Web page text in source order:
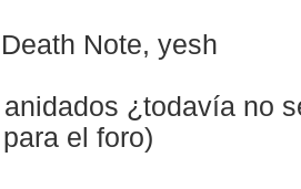
Note, yesh
¿todavía no
el foro)